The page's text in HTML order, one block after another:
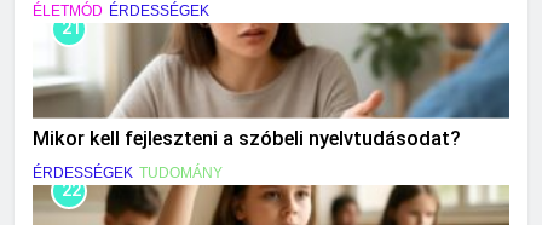
ÉLETMÓD ÉRDESSÉGEK
21
Mikor kell fejleszteni a szóbeli nyelvtudásodat?
ÉRDESSÉGEK TUDOMÁNY
22